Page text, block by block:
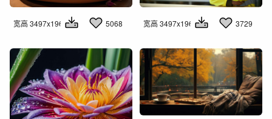
宽高 3497x1960 5068 宽高 3497x1960 3729